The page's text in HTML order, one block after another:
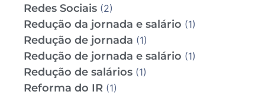
Redes Sociais (2)
Redução da jornada e salário (1)
Redução de jornada (1)
Redução de jornada e salário (1)
Redução de salários (1)
Reforma do IR (1)